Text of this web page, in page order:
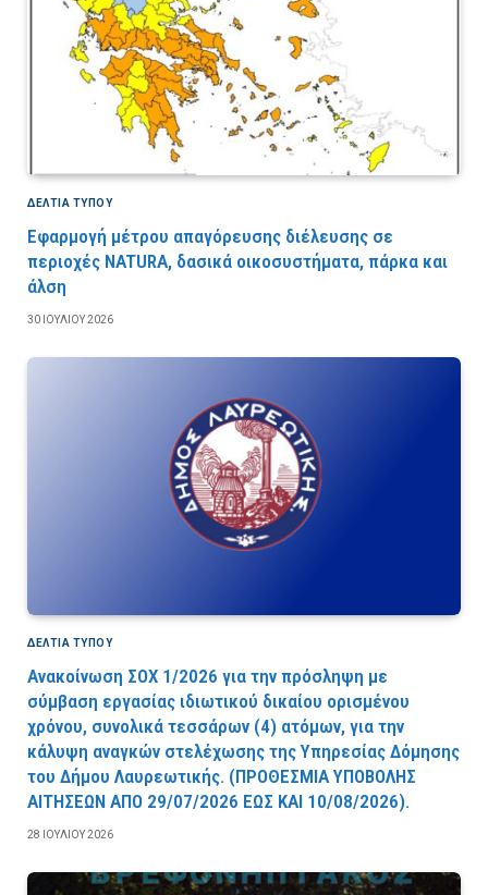
ΔΕΛΤΙΑ ΤΥΠΟΥ
Εφαρμογή μέτρου απαγόρευσης διέλευσης σε
περιοχές NATURA, δασικά οικοσυστήματα, πάρκα και
άλση
30 ΙΟΥΛΊΟΥ 2026
ΔΕΛΤΙΑ ΤΥΠΟΥ
Ανακοίνωση ΣΟΧ 1/2026 για την πρόσληψη με
σύμβαση εργασίας ιδιωτικού δικαίου ορισμένου
χρόνου, συνολικά τεσσάρων (4) ατόμων, για την
κάλυψη αναγκών στελέχωσης της Υπηρεσίας Δόμησης
του Δήμου Λαυρεωτικής. (ΠPOΘEΣMIA YΠOBOΛHΣ
AITHΣEΩN AΠO 29/07/2026 EΩΣ KAI 10/08/2026).
28 ΙΟΥΛΊΟΥ 2026